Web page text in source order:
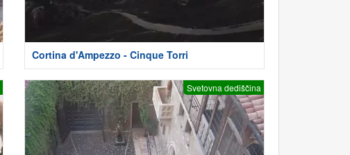
Cortina d'Ampezzo - Cinque Torri
Svetovna dediščina